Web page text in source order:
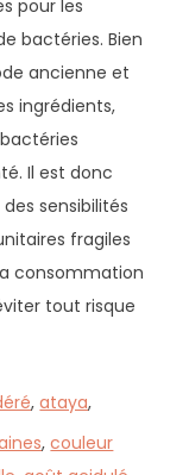
pour les
bactéries. Bien
ancienne et
ingrédients,
Il est donc
sensibilités
fragiles
consommation
tout risque
,ataya,
,couleur